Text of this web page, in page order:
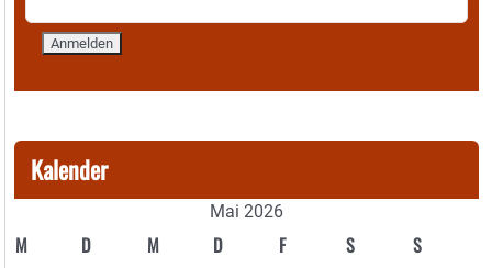
Kalender
Mai 2026
M D M D F S S